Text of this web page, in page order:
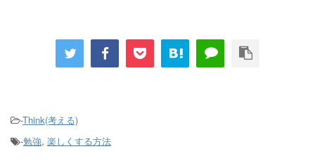
-Think(考える)
-勉強, 楽しくする方法